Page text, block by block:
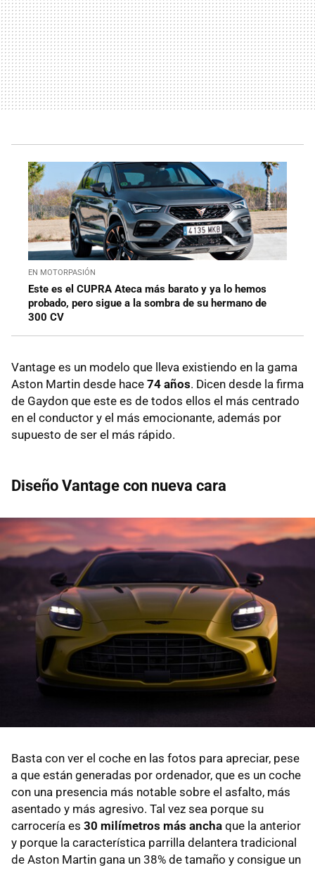
EN MOTORPASIÓN
Este es el CUPRA Ateca más barato y ya lo hemos
probado, pero sigue a la sombra de su hermano de
300 CV
Vantage es un modelo que lleva existiendo en la gama
Aston Martin desde hace 74 años. Dicen desde la firma
de Gaydon que este es de todos ellos el más centrado
en el conductor y el más emocionante, además por
supuesto de ser el más rápido.
Diseño Vantage con nueva cara
Basta con ver el coche en las fotos para apreciar, pese
a que están generadas por ordenador, que es un coche
con una presencia más notable sobre el asfalto, más
asentado y más agresivo. Tal vez sea porque su
carrocería es 30 milímetros más ancha que la anterior
y porque la característica parrilla delantera tradicional
de Aston Martin gana un 38% de tamaño y consigue un